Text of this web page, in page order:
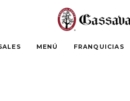
MENÚ FRANQUICIAS